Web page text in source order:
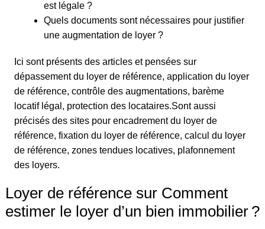
est légale ?
Quels documents sont nécessaires pour justifier
une augmentation de loyer ?
Ici sont présents des articles et pensées sur
dépassement du loyer de référence, application du loyer
de référence, contrôle des augmentations, barème
locatif légal, protection des locataires.Sont aussi
précisés des sites pour encadrement du loyer de
référence, fixation du loyer de référence, calcul du loyer
de référence, zones tendues locatives, plafonnement
des loyers.
Loyer de référence sur Comment
estimer le loyer d’un bien immobilier ?